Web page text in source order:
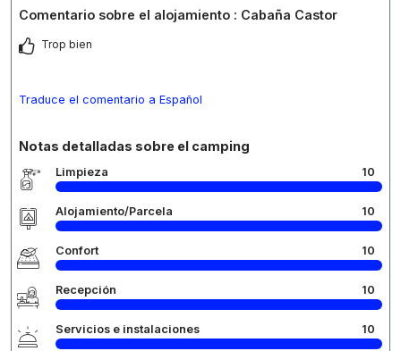
Comentario sobre el alojamiento : Cabaña Castor
Trop bien
Traduce el comentario a Español
Notas detalladas sobre el camping
Limpieza 10
Alojamiento/Parcela 10
Confort 10
Recepción 10
Servicios e instalaciones 10